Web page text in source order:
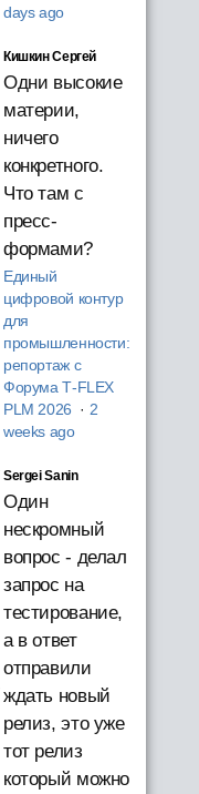
days ago
Кишкин Сергей
Одни высокие
материи,
ничего
конкретного.
Что там с
пресс-
формами?
Единый
цифровой контур
для
промышленности:
репортаж с
Форума T‑FLEX
PLM 2026 · 2
weeks ago
Sergei Sanin
Один
нескромный
вопрос - делал
запрос на
тестирование,
а в ответ
отправили
ждать новый
релиз, это уже
тот релиз
который можно